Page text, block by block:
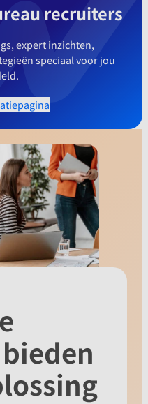
recruiters
expert inzichten,
speciaal voor jou